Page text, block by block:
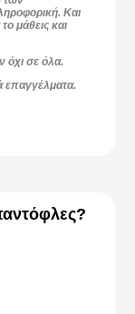
Και
μάθεις και
όχι σε όλα.
επαγγέλματα.